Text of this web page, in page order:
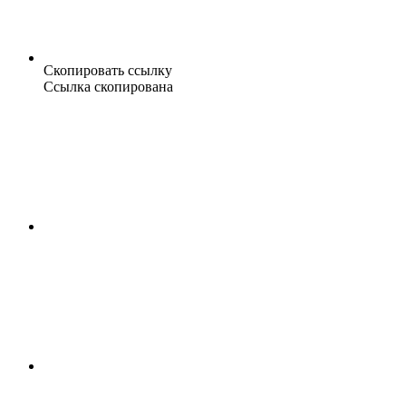
Скопировать ссылку
Ссылка скопирована